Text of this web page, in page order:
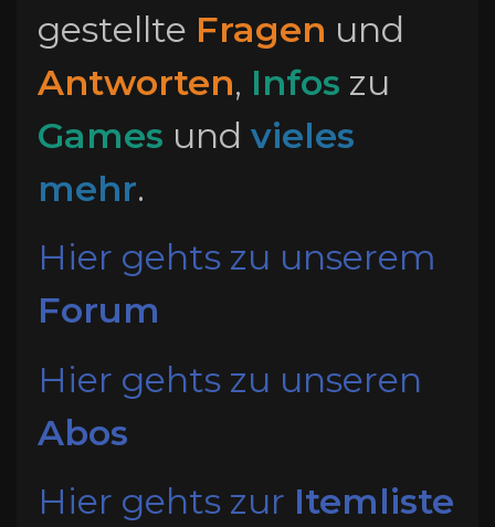
gestellte Fragen und
Antworten, Infos zu
Games und vieles
mehr.
Hier gehts zu unserem
Forum
Hier gehts zu unseren
Abos
Hier gehts zur Itemliste